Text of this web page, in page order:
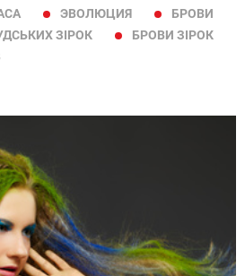
ЭВОЛЮЦИЯ
БРОВИ
ЗІРОК
БРОВИ ЗІРОК